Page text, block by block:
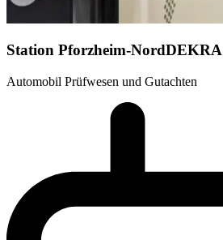
Station Pforzheim-Nord
Automobil Prüfwesen und Gutachten